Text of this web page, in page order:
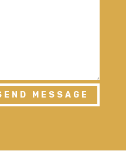
MESSAGE